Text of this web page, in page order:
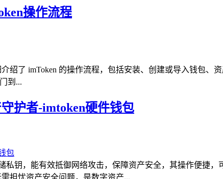
操作流程
绍了 imToken 的操作流程，包括安装、创建或导入钱包、
到...
护者-imtoken硬件钱包
私钥，能有效抵御网络攻击，保障资产安全，其操作便捷
担忧资产安全问题，是数字资产...